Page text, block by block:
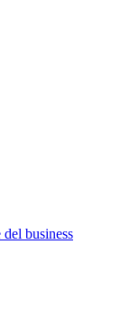
business